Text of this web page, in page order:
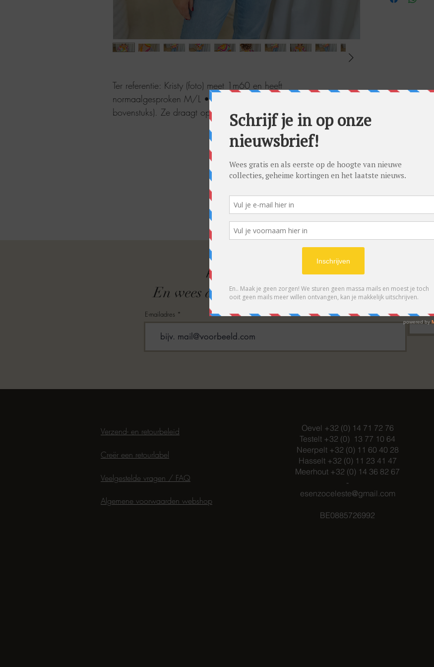
Ter referentie: Kristy (foto) meet 1m60 en heeft
normaalgesproken M/L • 38/40 (38 in onderstuks en 40 in
bovenstuks). Ze draagt op foto maat 38.
ABONNEER OP ONZE
En wees als eerste op de hoogte van acties en-
E-mailadres
Verzend- en retourbeleid
Creër een retourlabel
Veelgestelde vragen / FAQ
Oevel +32 (0) 14 71 72 76
Testelt +32 (0) 13 77 10 64
Neerpelt +32 (0) 11 60 40 28
Hasselt +32 (0) 11 23 41 47
Meerhout +32 (0) 14 36 82 67
-
esenzoceleste@gmail.com
BE0885726992
Algemene voorwaarden webshop